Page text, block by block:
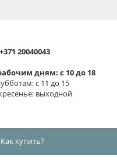
+371 20040043
дням: с 10 до 18
с 11 до 15
выходной
Как купить?